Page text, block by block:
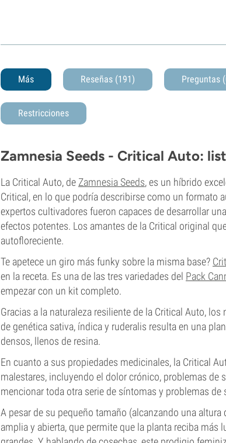
Más Reseñas (191) Preguntas
Restricciones
Zamnesia Seeds - Critical Auto:
La Critical Auto, de Zamnesia Seeds, es un híbrido
Critical, en lo que podría describirse como un formato
expertos cultivadores fueron capaces de desarrollar
efectos potentes. Los amantes de la Critical original
autofloreciente.
Te apetece un giro más funky sobre la misma base?
en la receta. Es una de las tres variedades del Pack
empezar con un kit completo.
Gracias a la naturaleza resiliente de la Critical Auto,
de genética sativa, índica y ruderalis resulta en una
densos, llenos de resina.
En cuanto a sus propiedades medicinales, la Critical
malestares, incluyendo el dolor crónico, problemas de
mencionar toda otra serie de síntomas y problemas de
A pesar de su pequeño tamaño (alcanzando una
amplia y abierta, que permite que la planta reciba más